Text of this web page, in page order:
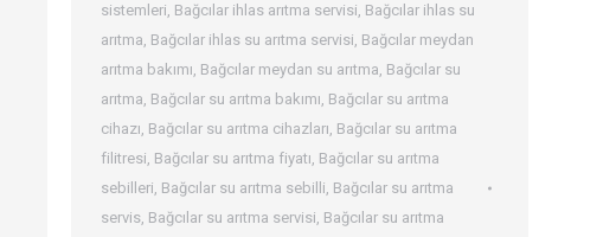
sistemleri, Bağcılar ihlas arıtma servisi, Bağcılar ihlas su
arıtma, Bağcılar ihlas su arıtma servisi, Bağcılar meydan
arıtma bakımı, Bağcılar meydan su arıtma, Bağcılar su
arıtma, Bağcılar su arıtma bakımı, Bağcılar su arıtma
cihazı, Bağcılar su arıtma cihazları, Bağcılar su arıtma
filitresi, Bağcılar su arıtma fiyatı, Bağcılar su arıtma
sebilleri, Bağcılar su arıtma sebilli, Bağcılar su arıtma
servis, Bağcılar su arıtma servisi, Bağcılar su arıtma